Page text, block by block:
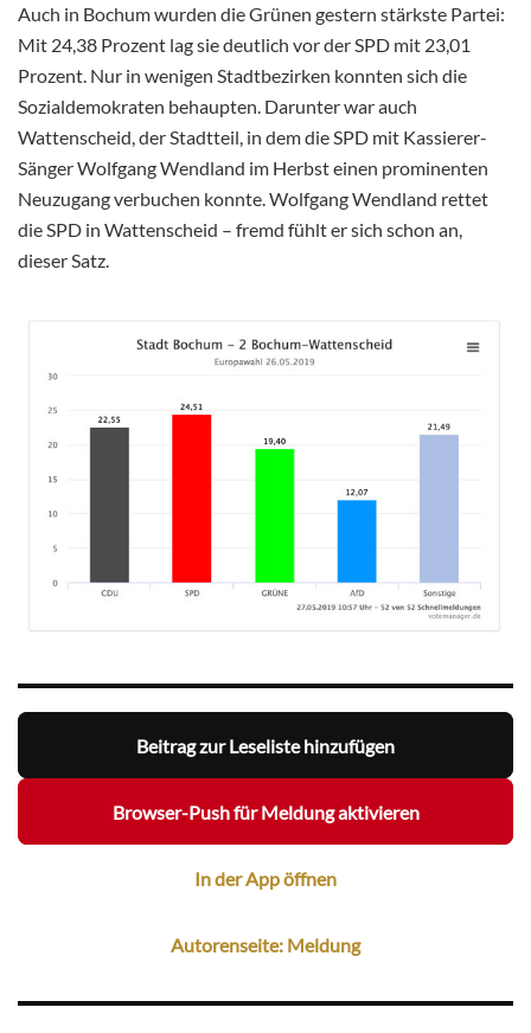
Auch in Bochum wurden die Grünen gestern stärkste Partei:
Mit 24,38 Prozent lag sie deutlich vor der SPD mit 23,01
Prozent. Nur in wenigen Stadtbezirken konnten sich die
Sozialdemokraten behaupten. Darunter war auch
Wattenscheid, der Stadtteil, in dem die SPD mit Kassierer-
Sänger Wolfgang Wendland im Herbst einen prominenten
Neuzugang verbuchen konnte. Wolfgang Wendland rettet
die SPD in Wattenscheid – fremd fühlt er sich schon an,
dieser Satz.
Beitrag zur Leseliste hinzufügen
Browser-Push für Meldung aktivieren
In der App öffnen
Autorenseite: Meldung